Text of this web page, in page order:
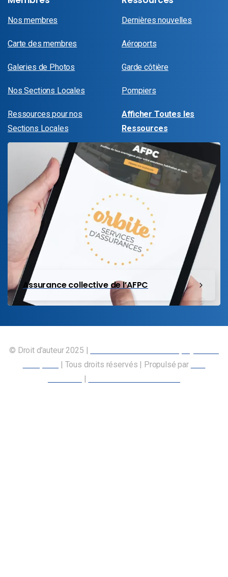
Nos membres
Carte des membres
Galeries de Photos
Nos Sections Locales
Ressources pour nos
Sections Locales
Dernières nouvelles
Aéroports
Garde côtière
Pompiers
Afficher Toutes les
Ressources
Assurance collective de l’AFPC
© Droit d’auteur 2025 |
| Tous droits réservés | Propulsé par